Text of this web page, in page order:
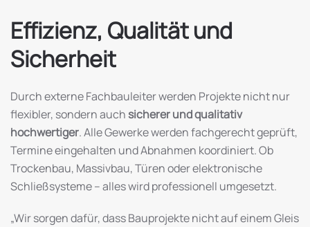
Effizienz, Qualität und
Sicherheit
Durch externe Fachbauleiter werden Projekte nicht nur
flexibler, sondern auchsicherer und qualitativ
hochwertiger. Alle Gewerke werden fachgerecht geprüft,
Termine eingehalten und Abnahmen koordiniert. Ob
Trockenbau, Massivbau, Türen oder elektronische
Schließsysteme – alles wird professionell umgesetzt.
„Wir sorgen dafür, dass Bauprojekte nicht auf einem Gleis